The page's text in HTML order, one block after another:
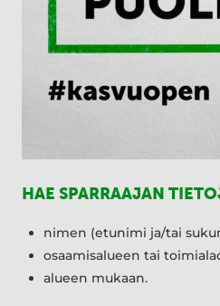
HAE SPARRAAJAN
nimen (etunimi ja/tai
osaamisalueen tai
alueen mukaan.